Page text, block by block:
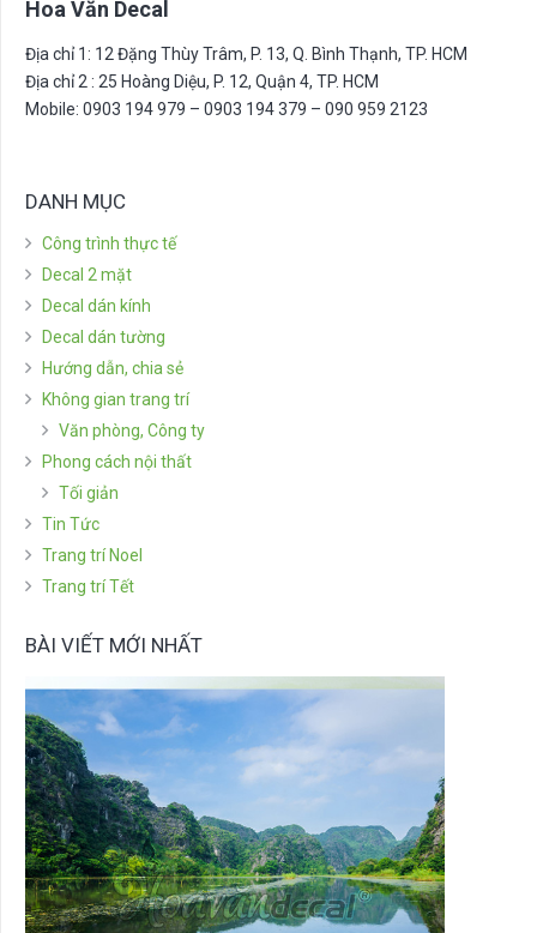
Hoa Văn Decal
Địa chỉ 1: 12 Đặng Thùy Trâm, P. 13, Q. Bình Thạnh, TP. HCM
Địa chỉ 2 : 25 Hoàng Diệu, P. 12, Quận 4, TP. HCM
Mobile: 0903 194 979 – 0903 194 379 – 090 959 2123
DANH MỤC
Công trình thực tế
Decal 2 mặt
Decal dán kính
Decal dán tường
Hướng dẫn, chia sẻ
Không gian trang trí
Văn phòng, Công ty
Phong cách nội thất
Tối giản
Tin Tức
Trang trí Noel
Trang trí Tết
BÀI VIẾT MỚI NHẤT